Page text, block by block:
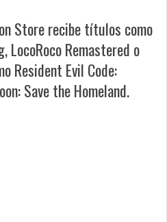
Store recibe títulos como
LocoRoco Remastered o
Resident Evil Code:
Save the Homeland.